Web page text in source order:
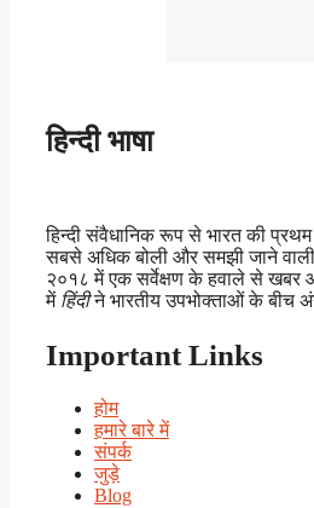
हिन्दी भाषा
हिन्दी संवैधानिक रूप से भारत की
सबसे अधिक बोली और समझी जाने वाली
२०१८ में एक सर्वेक्षण के हवाले से खबर
में हिंदीने भारतीय उपभोक्ताओं के बीच
Important Links
होम
हमारे बारे में
संपर्क
जुड़े
Blog